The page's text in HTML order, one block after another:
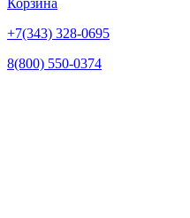
+7(343) 328-0695
8(800) 550-0374